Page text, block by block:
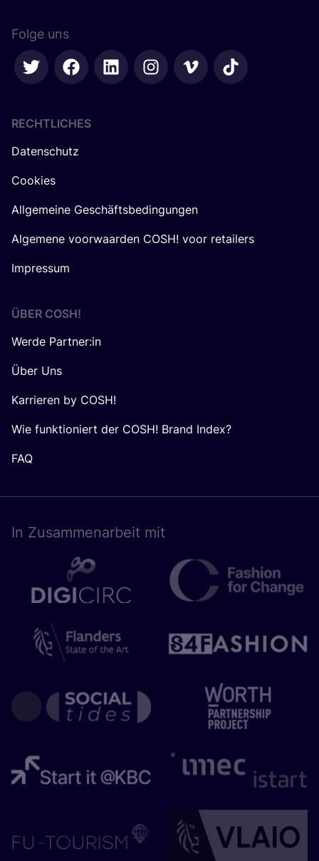
Folge uns
RECHTLICHES
Datenschutz
Cookies
Allgemeine Geschäftsbedingungen
Algemene voorwaarden COSH! voor retailers
Impressum
ÜBER COSH!
Werde Partner:in
Über Uns
Karrieren by COSH!
Wie funktioniert der COSH! Brand Index?
FAQ
In Zusam­men­ar­beit mit